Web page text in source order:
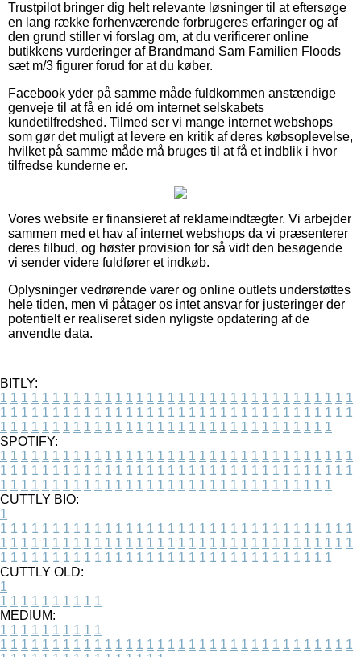
Trustpilot bringer dig helt relevante løsninger til at eftersøge
en lang række forhenværende forbrugeres erfaringer og af
den grund stiller vi forslag om, at du verificerer online
butikkens vurderinger af Brandmand Sam Familien Floods
sæt m/3 figurer forud for at du køber.
Facebook yder på samme måde fuldkommen anstændige
genveje til at få en idé om internet selskabets
kundetilfredshed. Tilmed ser vi mange internet webshops
som gør det muligt at levere en kritik af deres købsoplevelse,
hvilket på samme måde må bruges til at få et indblik i hvor
tilfredse kunderne er.
Vores website er finansieret af reklameindtægter. Vi arbejder
sammen med et hav af internet webshops da vi præsenterer
deres tilbud, og høster provision for så vidt den besøgende
vi sender videre fuldfører et indkøb.
Oplysninger vedrørende varer og online outlets understøttes
hele tiden, men vi påtager os intet ansvar for justeringer der
potentielt er realiseret siden nyligste opdatering af de
anvendte data.
BITLY:
1 1 1 1 1 1 1 1 1 1 1 1 1 1 1 1 1 1 1 1 1 1 1 1 1 1 1 1 1 1 1 1 1 1
1 1 1 1 1 1 1 1 1 1 1 1 1 1 1 1 1 1 1 1 1 1 1 1 1 1 1 1 1 1 1 1 1 1
1 1 1 1 1 1 1 1 1 1 1 1 1 1 1 1 1 1 1 1 1 1 1 1 1 1 1 1 1 1 1 1
SPOTIFY:
1 1 1 1 1 1 1 1 1 1 1 1 1 1 1 1 1 1 1 1 1 1 1 1 1 1 1 1 1 1 1 1 1 1
1 1 1 1 1 1 1 1 1 1 1 1 1 1 1 1 1 1 1 1 1 1 1 1 1 1 1 1 1 1 1 1 1 1
1 1 1 1 1 1 1 1 1 1 1 1 1 1 1 1 1 1 1 1 1 1 1 1 1 1 1 1 1 1 1 1
CUTTLY BIO:
1
1 1 1 1 1 1 1 1 1 1 1 1 1 1 1 1 1 1 1 1 1 1 1 1 1 1 1 1 1 1 1 1 1 1
1 1 1 1 1 1 1 1 1 1 1 1 1 1 1 1 1 1 1 1 1 1 1 1 1 1 1 1 1 1 1 1 1 1
1 1 1 1 1 1 1 1 1 1 1 1 1 1 1 1 1 1 1 1 1 1 1 1 1 1 1 1 1 1 1 1
CUTTLY OLD:
1
1 1 1 1 1 1 1 1 1 1
MEDIUM:
1 1 1 1 1 1 1 1 1 1
1 1 1 1 1 1 1 1 1 1 1 1 1 1 1 1 1 1 1 1 1 1 1 1 1 1 1 1 1 1 1 1 1 1